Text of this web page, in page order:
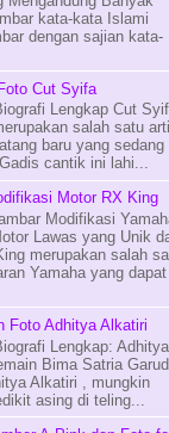
kata-kata Islami
dengan sajian kata-
Cut Syifa
Lengkap Cut
salah satu
baru yang sedang
cantik ini lahi...
Motor RX King
Modifikasi
Lawas yang Unik
merupakan salah
Yamaha yang dapat
Foto Adhitya Alkatiri
Lengkap: Adhitya
Bima Satria
Alkatiri , mungkin
asing di teling...